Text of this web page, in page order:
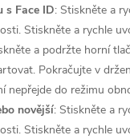
s Face ID: Stiskněte a
Stiskněte a rychle
a podržte horní
Pokračujte v
nepřejde do režimu
novější: Stiskněte a
Stiskněte a rychle